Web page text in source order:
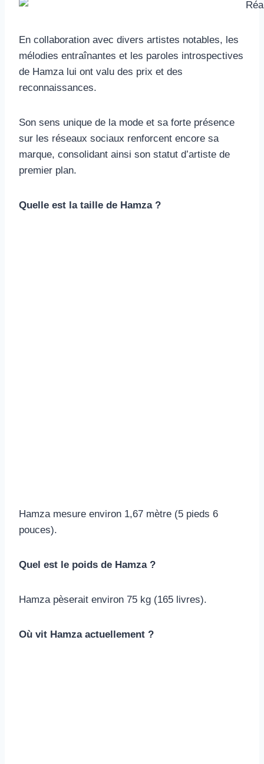
En collaboration avec divers artistes notables, les
mélodies entraînantes et les paroles introspectives
de Hamza lui ont valu des prix et des
reconnaissances.
Son sens unique de la mode et sa forte présence
sur les réseaux sociaux renforcent encore sa
marque, consolidant ainsi son statut d’artiste de
premier plan.
Quelle est la taille de Hamza ?
Hamza mesure environ 1,67 mètre (5 pieds 6
pouces).
Quel est le poids de Hamza ?
Hamza pèserait environ 75 kg (165 livres).
Où vit Hamza actuellement ?